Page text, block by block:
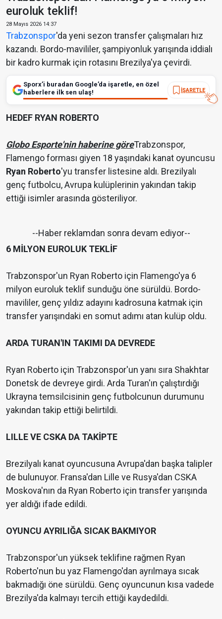
euroluk teklif!
28 Mayıs 2026 14:37
Trabzonspor'da yeni sezon transfer çalışmaları hız
kazandı. Bordo-mavililer, şampiyonluk yarışında iddialı
bir kadro kurmak için rotasını Brezilya'ya çevirdi.
Sporx’i buradan Google’da işaretle, en özel
haberlere ilk sen ulaş!
İŞARETLE
HEDEF RYAN ROBERTO
Globo Esporte'nin haberine göreTrabzonspor,
Flamengo forması giyen 18 yaşındaki kanat oyuncusu
Ryan Roberto'yu transfer listesine aldı. Brezilyalı
genç futbolcu, Avrupa kulüplerinin yakından takip
ettiği isimler arasında gösteriliyor.
--Haber reklamdan sonra devam ediyor--
6 MİLYON EUROLUK TEKLİF
Trabzonspor'un Ryan Roberto için Flamengo'ya 6
milyon euroluk teklif sunduğu öne sürüldü. Bordo-
mavililer, genç yıldız adayını kadrosuna katmak için
transfer yarışındaki en somut adımı atan kulüp oldu.
ARDA TURAN'IN TAKIMI DA DEVREDE
Ryan Roberto için Trabzonspor'un yanı sıra Shakhtar
Donetsk de devreye girdi. Arda Turan'ın çalıştırdığı
Ukrayna temsilcisinin genç futbolcunun durumunu
yakından takip ettiği belirtildi.
LILLE VE CSKA DA TAKİPTE
Brezilyalı kanat oyuncusuna Avrupa'dan başka talipler
de bulunuyor. Fransa'dan Lille ve Rusya'dan CSKA
Moskova'nın da Ryan Roberto için transfer yarışında
yer aldığı ifade edildi.
OYUNCU AYRILIĞA SICAK BAKMIYOR
Trabzonspor'un yüksek teklifine rağmen Ryan
Roberto'nun bu yaz Flamengo'dan ayrılmaya sıcak
bakmadığı öne sürüldü. Genç oyuncunun kısa vadede
Brezilya'da kalmayı tercih ettiği kaydedildi.